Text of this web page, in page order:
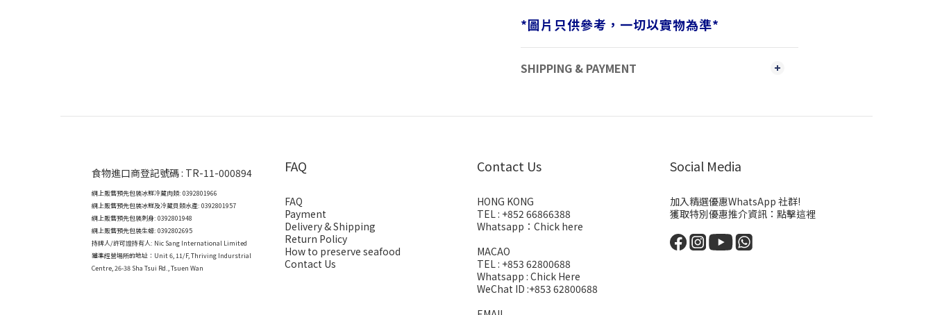
*圖片只供參考，一切以實物為準*
SHIPPING & PAYMENT
食物進口商登記號碼 : TR-11-000894
網上販售預先包裝冰鮮冷藏肉類: 0392801966
網上販售預先包裝冰鮮及冷藏貝類水產: 0392801957
網上販售預先包裝刺身: 0392801948
網上販售預先包裝生蠔: 0392802695
持牌人/許可證持有人: Nic Sang International Limited
獲準經營場所的地址： Unit 6, 11/F, Thriving Indurstrial
Centre, 26-38 Sha Tsui Rd., Tsuen Wan
FAQ
FAQ
Payment
Delivery & Shipping
Return Policy
How to preserve seafood
Contact Us
Contact Us
HONG KONG
TEL : +852 66866388
Whatsapp： Chick here
MACAO
TEL : +853 62800688
Whatsapp : Chick Here
WeChat ID :+853 62800688
Social Media
加入精選優惠WhatsApp 社群!
獲取特別優惠推介資訊： 點擊這裡